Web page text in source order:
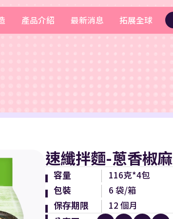
產品介紹 最新消息 拓展全球
速纖拌麵-蔥香椒麻
容量
116克*4包
包裝
6 袋/箱
保存期限
12 個月